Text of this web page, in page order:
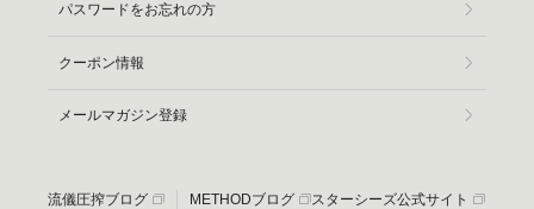
パスワードをお忘れの方
クーポン情報
メールマガジン登録
流儀圧搾ブログ METHODブログ スターシーズ公式サイト